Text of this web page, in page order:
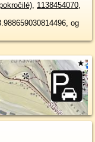
, 1138454070,
og